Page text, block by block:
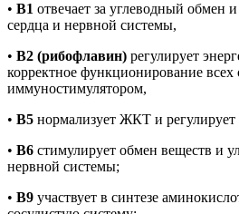
• B1 отвечает за углеводный обмен
сердца и нервной системы,
• B2 (рибофлавин) регулирует
корректное функционирование всех
иммуностимулятором,
• B5 нормализует ЖКТ и регулирует
• B6 стимулирует обмен веществ и
нервной системы;
• B9 участвует в синтезе